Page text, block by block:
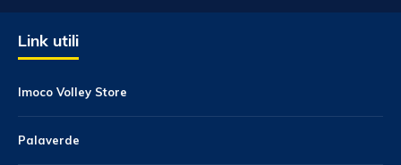
Link utili
Imoco Volley Store
Palaverde